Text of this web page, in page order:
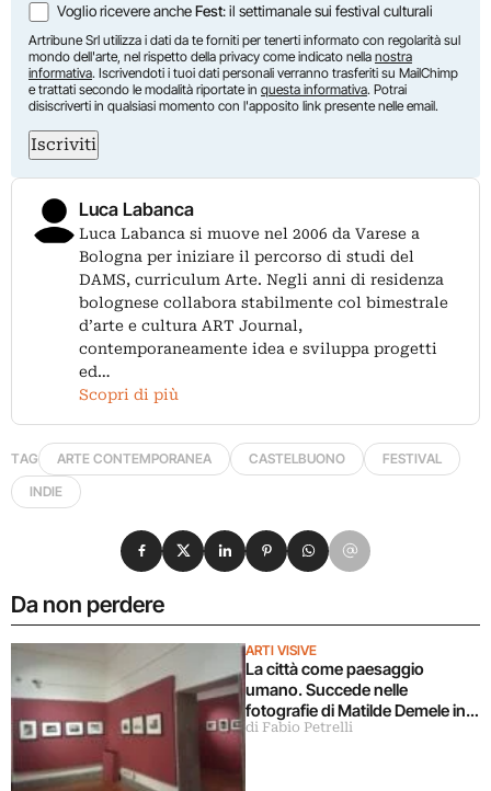
Voglio ricevere ancheFest: il settimanale sui festival culturali
Artribune Srl utilizza i dati da te forniti per tenerti informato con regolarità sul
mondo dell'arte, nel rispetto della privacy come indicato nella nostra
informativa. Iscrivendoti i tuoi dati personali verranno trasferiti su MailChimp
e trattati secondo le modalità riportate in questa informativa. Potrai
disiscriverti in qualsiasi momento con l'apposito link presente nelle email.
Iscriviti
Luca Labanca
Luca Labanca si muove nel 2006 da Varese a
Bologna per iniziare il percorso di studi del
DAMS, curriculum Arte. Negli anni di residenza
bolognese collabora stabilmente col bimestrale
d’arte e cultura ART Journal,
contemporaneamente idea e sviluppa progetti
ed…
Scopri di più
TAG ARTE CONTEMPORANEA CASTELBUONO
FESTIVAL
INDIE
Da non perdere
ARTI VISIVE
La città come paesaggio
umano. Succede nelle
fotografie di Matilde Demele in
mostra a Roma
di Fabio Petrelli
Condividi su Facebook
Condividi su X
Condividi su LinkedIn
Condividi su Pinterest
Condividi su WhatsApp
Condividi su Email